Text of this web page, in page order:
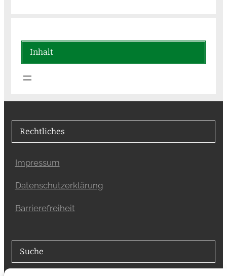
Inhalt
Rechtliches
Impressum
Datenschutzerklärung
Barrierefreiheit
Suche